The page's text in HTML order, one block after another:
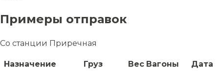
Примеры отправок
Со станции Приречная
Назначение Груз Вес Вагоны Дата